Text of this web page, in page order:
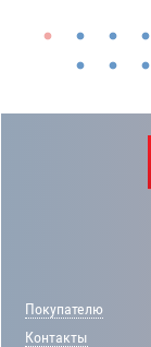
Покупателю
Контакты